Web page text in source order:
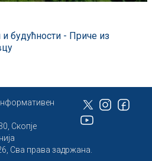
будућности - Приче из
Скопје
Сва права задржана.